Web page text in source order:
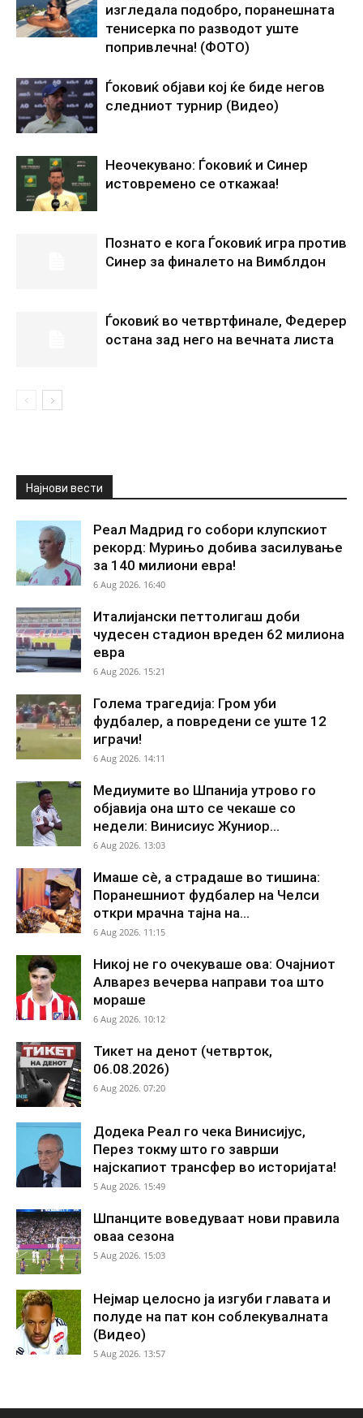
изгледала подобро, поранешната
тенисерка по разводот уште
попривлечна! (ФОТО)
Ѓоковиќ објави кој ќе биде негов
следниот турнир (Видео)
Неочекувано: Ѓоковиќ и Синер
истовремено се откажаа!
Познато е кога Ѓоковиќ игра против
Синер за финалето на Вимблдон
Ѓоковиќ во четвртфинале, Федерер
остана зад него на вечната листа
Најнови вести
Реал Мадрид го собори клупскиот
рекорд: Мурињо добива засилување
за 140 милиони евра!
6 Aug 2026. 16:40
Италијански петтолигаш доби
чудесен стадион вреден 62 милиона
евра
6 Aug 2026. 15:21
Голема трагедија: Гром уби
фудбалер, а повредени се уште 12
играчи!
6 Aug 2026. 14:11
Медиумите во Шпанија утрово го
објавија она што се чекаше со
недели: Винисиус Жуниор...
6 Aug 2026. 13:03
Имаше сè, а страдаше во тишина:
Поранешниот фудбалер на Челси
откри мрачна тајна на...
6 Aug 2026. 11:15
Никој не го очекуваше ова: Очајниот
Алварез вечерва направи тоа што
мораше
6 Aug 2026. 10:12
Тикет на денот (четврток,
06.08.2026)
6 Aug 2026. 07:20
Додека Реал го чека Винисијус,
Перез токму што го заврши
најскапиот трансфер во историјата!
5 Aug 2026. 15:49
Шпанците воведуваат нови правила
оваа сезона
5 Aug 2026. 15:03
Нејмар целосно ја изгуби главата и
полуде на пат кон соблекувалната
(Видео)
5 Aug 2026. 13:57